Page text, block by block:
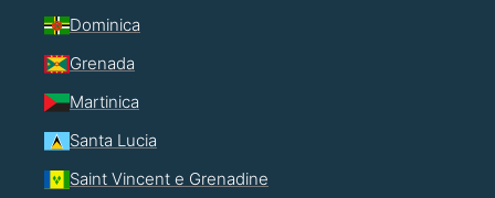
Dominica
Grenada
Martinica
Santa Lucia
Saint Vincent e Grenadine